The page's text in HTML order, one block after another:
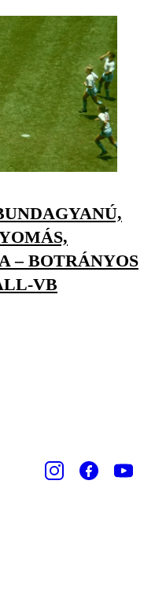
– BOTRÁNYOS
VB